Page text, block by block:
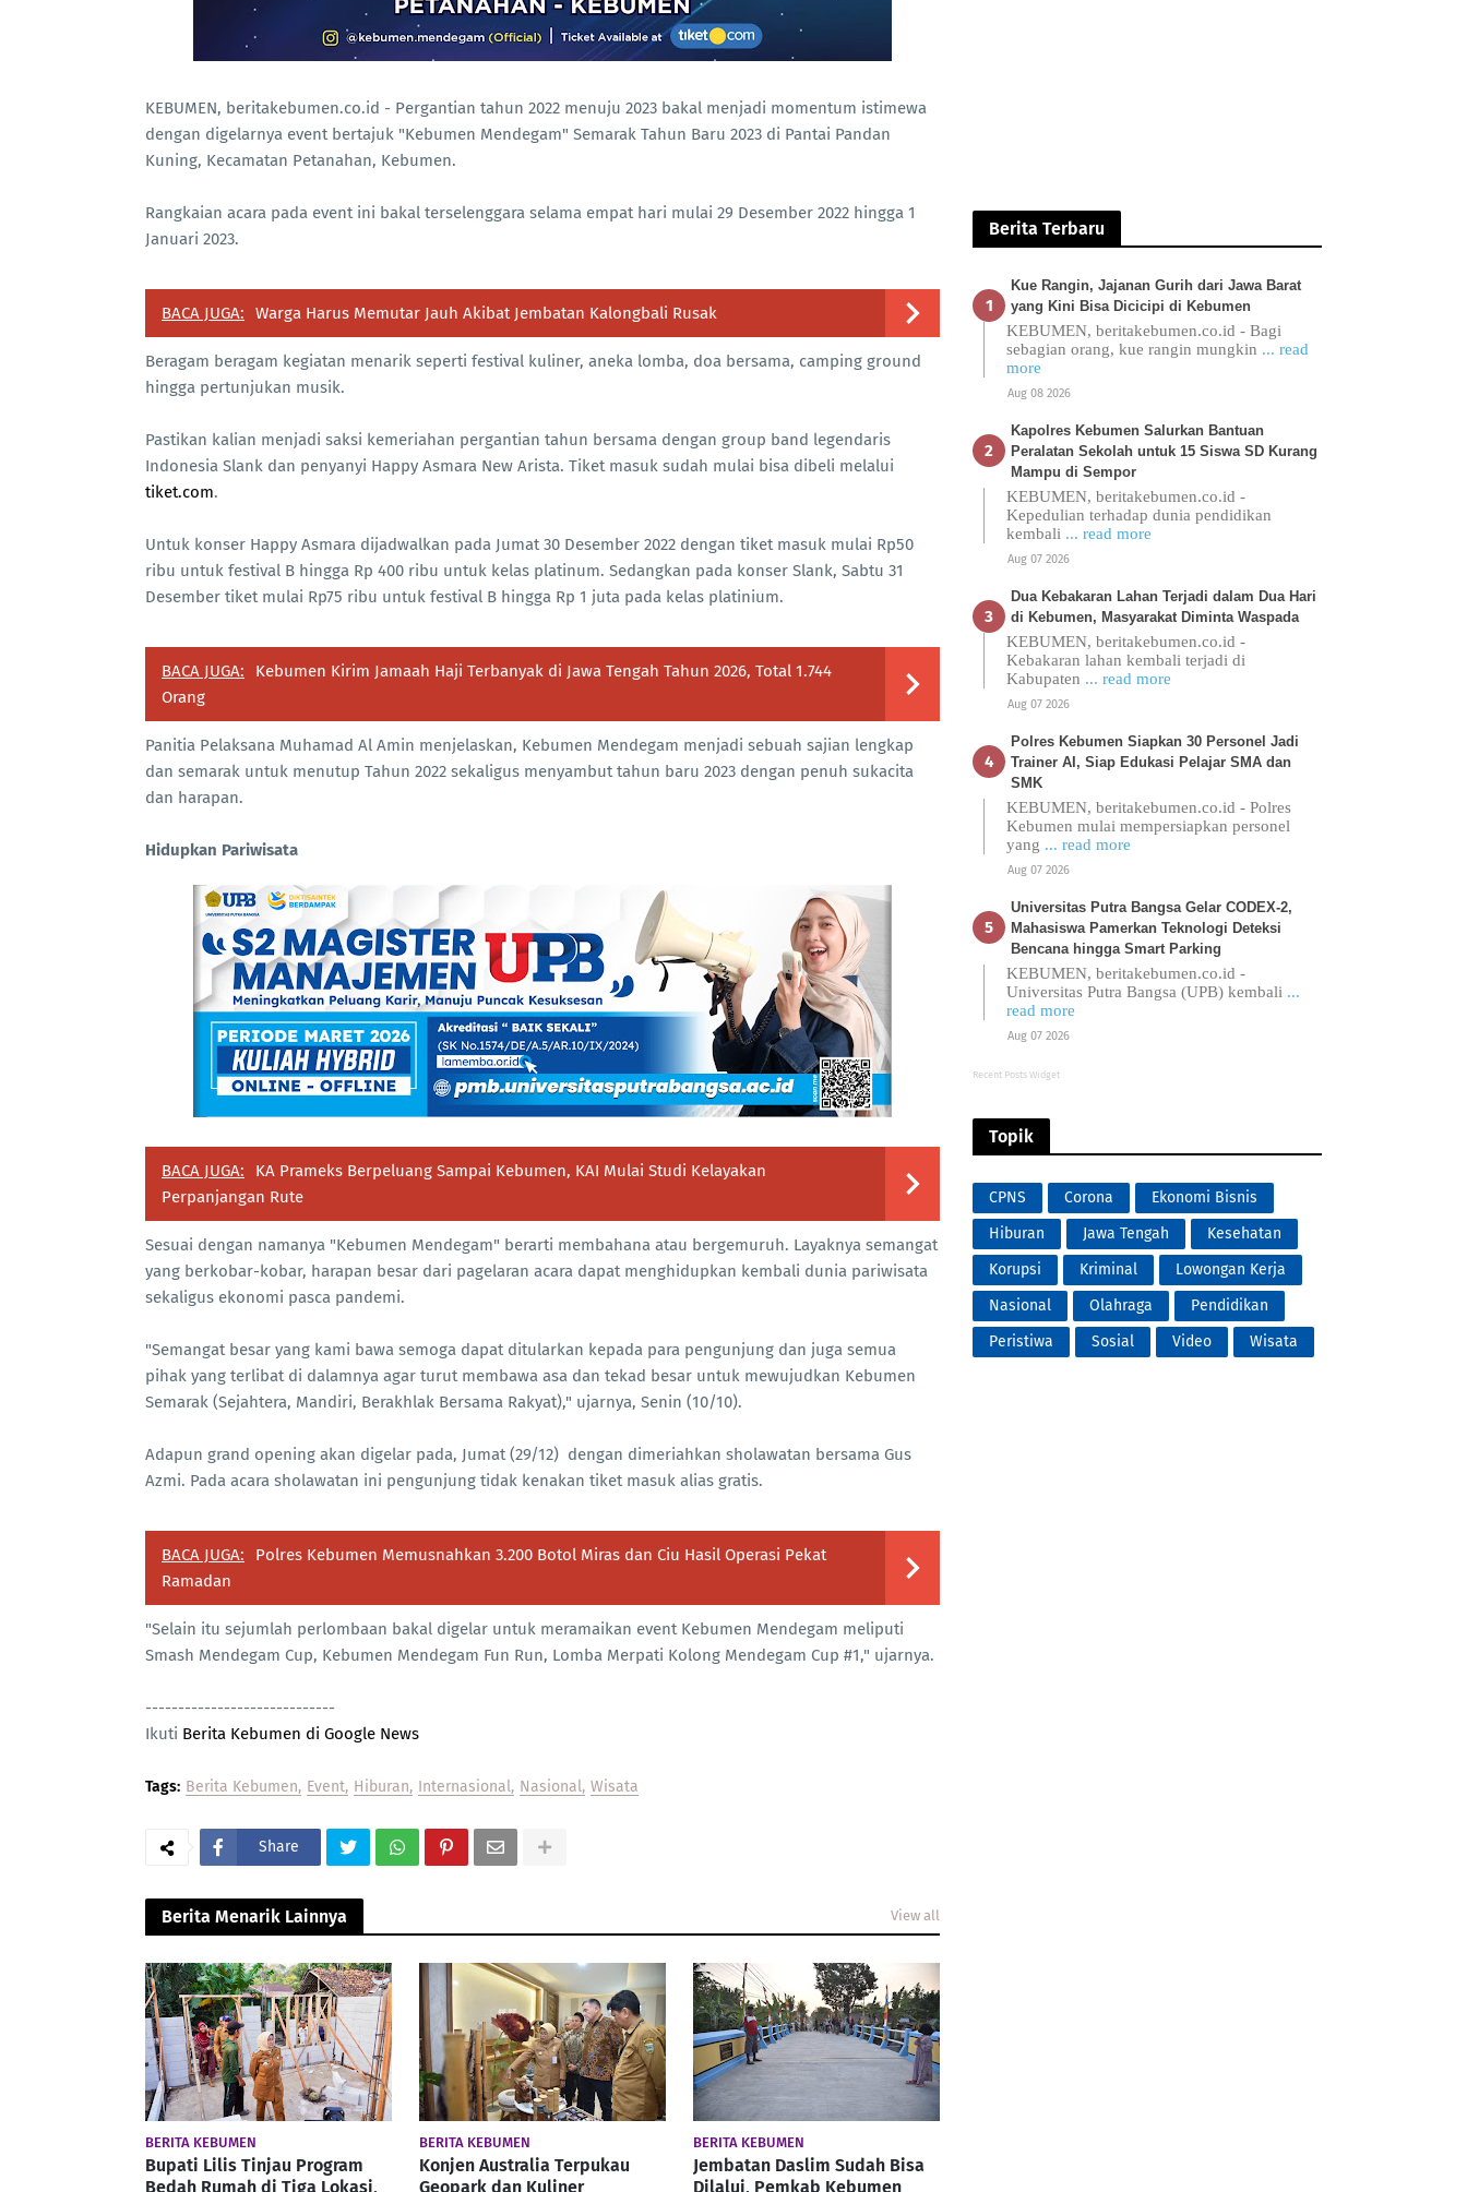
KEBUMEN, beritakebumen.co.id - Pergantian tahun 2022 menuju 2023 bakal menjadi momentum istimewa
dengan digelarnya event bertajuk "Kebumen Mendegam" Semarak Tahun Baru 2023 di Pantai Pandan
Kuning, Kecamatan Petanahan, Kebumen.
Rangkaian acara pada event ini bakal terselenggara selama empat hari mulai 29 Desember 2022 hingga 1
Januari 2023.
BACA JUGA: Warga Harus Memutar Jauh Akibat Jembatan Kalongbali Rusak
Beragam beragam kegiatan menarik seperti festival kuliner, aneka lomba, doa bersama, camping ground
hingga pertunjukan musik.
Pastikan kalian menjadi saksi kemeriahan pergantian tahun bersama dengan group band legendaris
Indonesia Slank dan penyanyi Happy Asmara New Arista. Tiket masuk sudah mulai bisa dibeli melalui
tiket.com.
Untuk konser Happy Asmara dijadwalkan pada Jumat 30 Desember 2022 dengan tiket masuk mulai Rp50
ribu untuk festival B hingga Rp 400 ribu untuk kelas platinum. Sedangkan pada konser Slank, Sabtu 31
Desember tiket mulai Rp75 ribu untuk festival B hingga Rp 1 juta pada kelas platinium.
BACA JUGA:
Kebumen Kirim Jamaah Haji Terbanyak di Jawa Tengah Tahun 2026, Total 1.744
Orang
Panitia Pelaksana Muhamad Al Amin menjelaskan, Kebumen Mendegam menjadi sebuah sajian lengkap
dan semarak untuk menutup Tahun 2022 sekaligus menyambut tahun baru 2023 dengan penuh sukacita
dan harapan.
Hidupkan Pariwisata
BACA JUGA:
KA Prameks Berpeluang Sampai Kebumen, KAI Mulai Studi Kelayakan
Perpanjangan Rute
Sesuai dengan namanya "Kebumen Mendegam" berarti membahana atau bergemuruh. Layaknya semangat
yang berkobar-kobar, harapan besar dari pagelaran acara dapat menghidupkan kembali dunia pariwisata
sekaligus ekonomi pasca pandemi.
"Semangat besar yang kami bawa semoga dapat ditularkan kepada para pengunjung dan juga semua
pihak yang terlibat di dalamnya agar turut membawa asa dan tekad besar untuk mewujudkan Kebumen
Semarak (Sejahtera, Mandiri, Berakhlak Bersama Rakyat)," ujarnya, Senin (10/10).
Adapun grand opening akan digelar pada, Jumat (29/12) dengan dimeriahkan sholawatan bersama Gus
Azmi. Pada acara sholawatan ini pengunjung tidak kenakan tiket masuk alias gratis.
BACA JUGA:
Polres Kebumen Memusnahkan 3.200 Botol Miras dan Ciu Hasil Operasi Pekat
Ramadan
"Selain itu sejumlah perlombaan bakal digelar untuk meramaikan event Kebumen Mendegam meliputi
Smash Mendegam Cup, Kebumen Mendegam Fun Run, Lomba Merpati Kolong Mendegam Cup #1," ujarnya.
-----------------------------
Ikuti Berita Kebumen di Google News
Tags: Berita Kebumen Event Hiburan Internasional Nasional Wisata
Share
Berita Menarik Lainnya View all
BERITA KEBUMEN
Bupati Lilis Tinjau Program
Bedah Rumah di Tiga Lokasi,
BERITA KEBUMEN
Konjen Australia Terpukau
Geopark dan Kuliner
BERITA KEBUMEN
Jembatan Daslim Sudah Bisa
Dilalui, Pemkab Kebumen
Berita Terbaru
Kue Rangin, Jajanan Gurih dari Jawa Barat
yang Kini Bisa Dicicipi di Kebumen
KEBUMEN, beritakebumen.co.id - Bagi
sebagian orang, kue rangin mungkin ... read
more
Aug 08 2026
Kapolres Kebumen Salurkan Bantuan
Peralatan Sekolah untuk 15 Siswa SD Kurang
Mampu di Sempor
KEBUMEN, beritakebumen.co.id -
Kepedulian terhadap dunia pendidikan
kembali ... read more
Aug 07 2026
Dua Kebakaran Lahan Terjadi dalam Dua Hari
di Kebumen, Masyarakat Diminta Waspada
KEBUMEN, beritakebumen.co.id -
Kebakaran lahan kembali terjadi di
Kabupaten ... read more
Aug 07 2026
Polres Kebumen Siapkan 30 Personel Jadi
Trainer AI, Siap Edukasi Pelajar SMA dan
SMK
KEBUMEN, beritakebumen.co.id - Polres
Kebumen mulai mempersiapkan personel
yang ... read more
Aug 07 2026
Universitas Putra Bangsa Gelar CODEX-2,
Mahasiswa Pamerkan Teknologi Deteksi
Bencana hingga Smart Parking
KEBUMEN, beritakebumen.co.id -
Universitas Putra Bangsa (UPB) kembali ...
read more
Aug 07 2026
Recent Posts Widget
Topik
CPNS Corona
Ekonomi Bisnis
Hiburan
Jawa Tengah
Kesehatan
Korupsi
Kriminal
Lowongan Kerja
Nasional
Olahraga
Pendidikan
Peristiwa
Sosial Video Wisata